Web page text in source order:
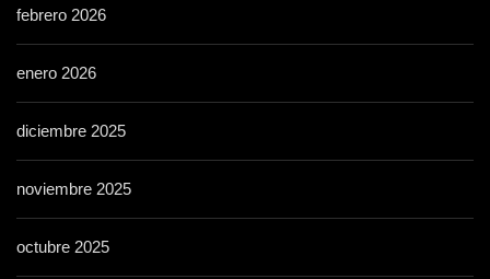
febrero 2026
enero 2026
diciembre 2025
noviembre 2025
octubre 2025